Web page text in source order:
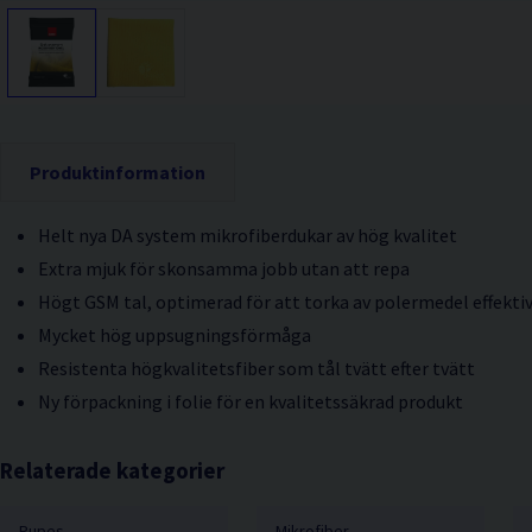
Produktinformation
Helt nya DA system mikrofiberdukar av hög kvalitet
Extra mjuk för skonsamma jobb utan att repa
Högt GSM tal, optimerad för att torka av polermedel
Mycket hög uppsugningsförmåga
Resistenta högkvalitetsfiber som tål tvätt efter tvätt
Ny förpackning i folie för en kvalitetssäkrad produkt
Relaterade kategorier